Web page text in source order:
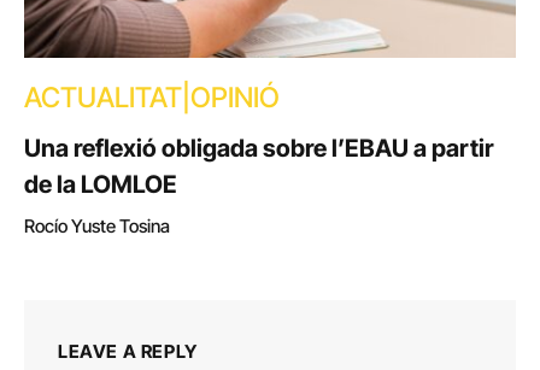
ACTUALITAT|OPINIÓ
Una reflexió obligada sobre l’EBAU a partir
de la LOMLOE
Rocío Yuste Tosina
LEAVE A REPLY